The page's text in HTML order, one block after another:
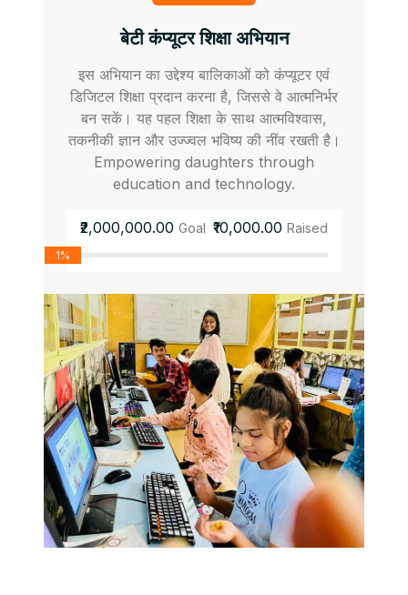
बेटी कंप्यूटर शिक्षा अभियान
इस अभियान का उद्देश्य बालिकाओं को कंप्यूटर एवं
डिजिटल शिक्षा प्रदान करना है, जिससे वे आत्मनिर्भर
बन सकें। यह पहल शिक्षा के साथ आत्मविश्वास,
तकनीकी ज्ञान और उज्ज्वल भविष्य की नींव रखती है।
Empowering daughters through
education and technology.
₹2,000,000.00 Goal ₹10,000.00 Raised
1%